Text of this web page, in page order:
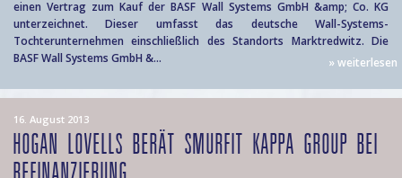
einen Vertrag zum Kauf der BASF Wall Systems GmbH &amp; Co. KG
unterzeichnet. Dieser umfasst das deutsche Wall-Systems-
Tochterunternehmen einschließlich des Standorts Marktredwitz. Die
BASF Wall Systems GmbH &...
» weiterlesen
16. August 2013
HOGAN LOVELLS BERÄT SMURFIT KAPPA GROUP BEI